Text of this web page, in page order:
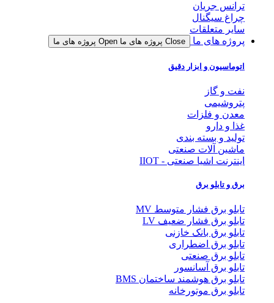
ترانس جریان
چراغ سیگنال
سایر متعلقات
پروژه های ما
Close پروژه های ما Open پروژه های ما
اتوماسیون و ابزار دقیق
نفت و گاز
پتروشیمی
معدن و فلزات
غذا و دارو
تولید و بسته بندی
ماشین آلات صنعتی
اینترنت اشیا صنعتی - IIOT
برق و تابلو برق
تابلو برق فشار متوسط MV
تابلو برق فشار ضعیف LV
تابلو برق بانک خازنی
تابلو برق اضطراری
تابلو برق صنعتی
تابلو برق آسانسور
تابلو برق هوشمند ساختمان BMS
تابلو برق موتورخانه